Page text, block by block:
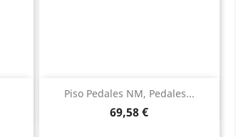
Piso Pedales NM, Pedales...
Precio
69,58 €
Vista rápida